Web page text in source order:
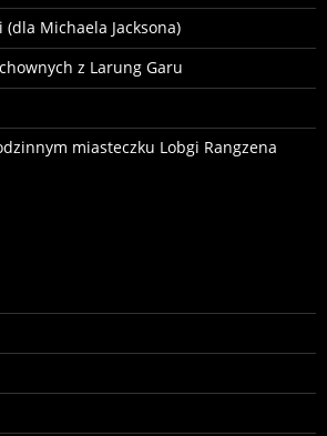
(dla Michaela Jacksona)
z Larung Garu
miasteczku Lobgi Rangzena